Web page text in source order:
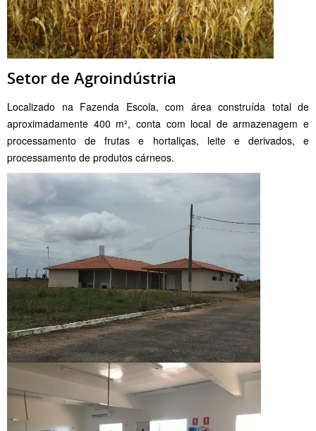
Setor de Agroindústria
Localizado na Fazenda Escola, com área construída total de
aproximadamente 400 m², conta com local de armazenagem e
processamento de frutas e hortaliças, leite e derivados, e
processamento de produtos cárneos.